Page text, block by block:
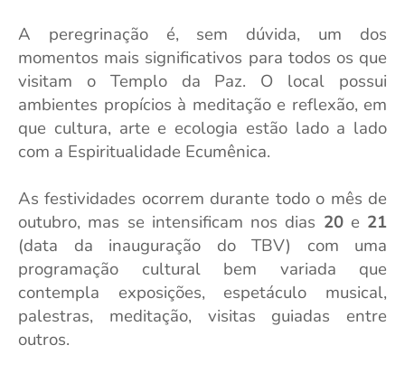
A peregrinação é, sem dúvida, um dos
momentos mais significativos para todos os que
visitam o Templo da Paz. O local possui
ambientes propícios à meditação e reflexão, em
que cultura, arte e ecologia estão lado a lado
com a Espiritualidade Ecumênica.
As festividades ocorrem durante todo o mês de
outubro, mas se intensificam nos dias 20 e 21
(data da inauguração do TBV) com uma
programação cultural bem variada que
contempla exposições, espetáculo musical,
palestras, meditação, visitas guiadas entre
outros.